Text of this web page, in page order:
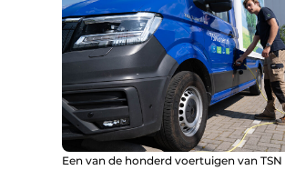
Een van de honderd voertuigen van TSN